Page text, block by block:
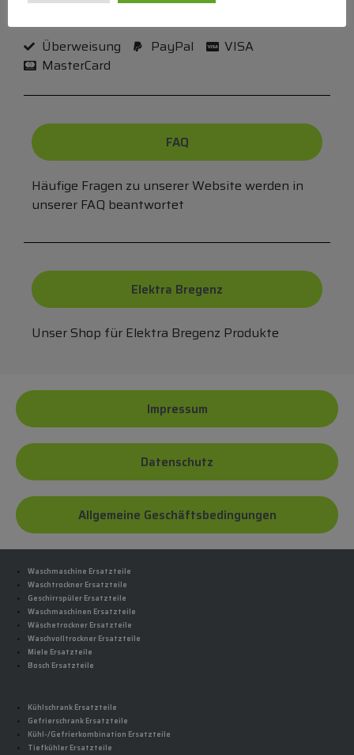
Überweisung
PayPal
VISA
MasterCard
FAQ
Häufige Fragen zu unserer Website werden in
unserer FAQ beantwortet
Elektra Bregenz
Unser Shop für Elektra Bregenz Produkte
Impressum
Datenschutz
Allgemeine Geschäftsbedingungen
Waschmaschine Ersatzteile
Waschtrockner Ersatzteile
Geschirrspüler Ersatzteile
Waschmaschinen Ersatzteile
Wäschetrockner Ersatzteile
Waschvolltrockner Ersatzteile
Miele Ersatzteile
Bosch Ersatzteile
Kühlschrank Ersatzteile
Gefrierschrank Ersatzteile
Kühl-/Gefrierkombination Ersatzteile
Tiefkühler Ersatzteile